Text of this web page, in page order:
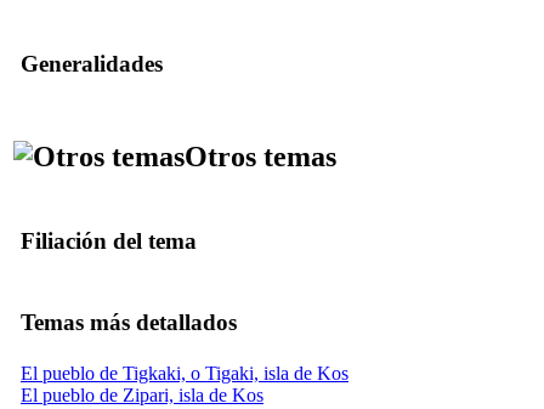
Generalidades
Otros temas
Filiación del tema
Temas más detallados
El pueblo de Tigkaki, o Tigaki, isla de Kos
El pueblo de Zipari, isla de Kos